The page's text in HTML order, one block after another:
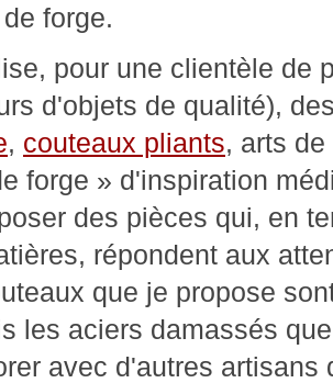
forge.
pour une clientèle de
d'objets de qualité),
, couteaux pliants, arts
forge » d'inspiration
des pièces qui, en
répondent aux
que je propose
les aciers damassés
avec d'autres artisans